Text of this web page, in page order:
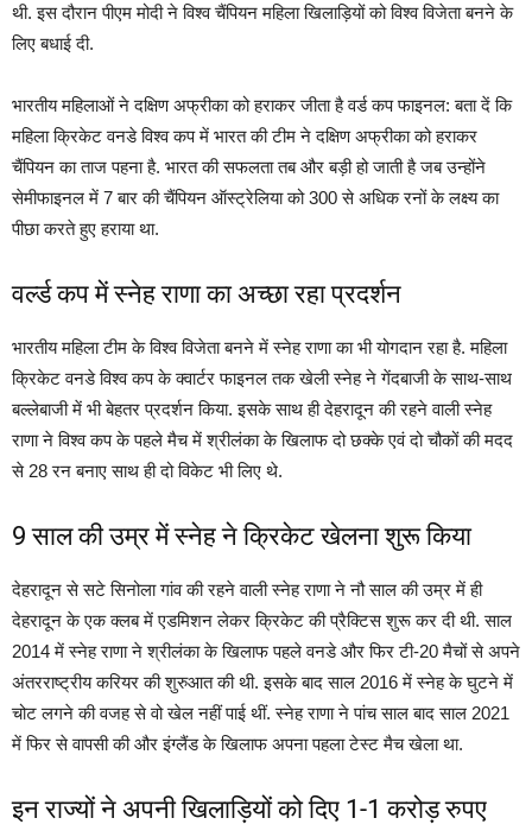
थी. इस दौरान पीएम मोदी ने विश्व चैंपियन महिला खिलाड़ियों को विश्व विजेता बनने के
लिए बधाई दी.
भारतीय महिलाओं ने दक्षिण अफ्रीका को हराकर जीता है वर्ड कप फाइनल: बता दें कि
महिला क्रिकेट वनडे विश्व कप में भारत की टीम ने दक्षिण अफ्रीका को हराकर
चैंपियन का ताज पहना है. भारत की सफलता तब और बड़ी हो जाती है जब उन्होंने
सेमीफाइनल में 7 बार की चैंपियन ऑस्ट्रेलिया को 300 से अधिक रनों के लक्ष्य का
पीछा करते हुए हराया था.
वर्ल्ड कप में स्नेह राणा का अच्छा रहा प्रदर्शन
भारतीय महिला टीम के विश्व विजेता बनने में स्नेह राणा का भी योगदान रहा है. महिला
क्रिकेट वनडे विश्व कप के क्वार्टर फाइनल तक खेली स्नेह ने गेंदबाजी के साथ-साथ
बल्लेबाजी में भी बेहतर प्रदर्शन किया. इसके साथ ही देहरादून की रहने वाली स्नेह
राणा ने विश्व कप के पहले मैच में श्रीलंका के खिलाफ दो छक्के एवं दो चौकों की मदद
से 28 रन बनाए साथ ही दो विकेट भी लिए थे.
9 साल की उम्र में स्नेह ने क्रिकेट खेलना शुरू किया
देहरादून से सटे सिनोला गांव की रहने वाली स्नेह राणा ने नौ साल की उम्र में ही
देहरादून के एक क्लब में एडमिशन लेकर क्रिकेट की प्रैक्टिस शुरू कर दी थी. साल
2014 में स्नेह राणा ने श्रीलंका के खिलाफ पहले वनडे और फिर टी-20 मैचों से अपने
अंतरराष्ट्रीय करियर की शुरुआत की थी. इसके बाद साल 2016 में स्नेह के घुटने में
चोट लगने की वजह से वो खेल नहीं पाई थीं. स्नेह राणा ने पांच साल बाद साल 2021
में फिर से वापसी की और इंग्लैंड के खिलाफ अपना पहला टेस्ट मैच खेला था.
इन राज्यों ने अपनी खिलाड़ियों को दिए 1-1 करोड़ रुपए